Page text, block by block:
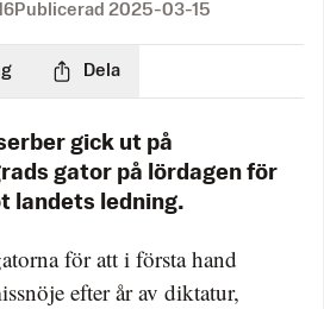
Publicerad 2025-03-15
Dela
gick ut på
gator på lördagen för
landets ledning.
för att i första hand
efter år av diktatur,